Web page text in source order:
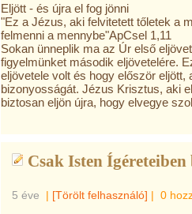
Eljött - és újra el fog jönni
"Ez a Jézus, aki felvitetett tőletek a
felmenni a mennybe"ApCsel 1,11
Sokan ünneplik ma az Úr első
figyelmünket második eljövetelére.
eljövetele volt és hogy először
bizonyosságát. Jézus Krisztus, aki
biztosan eljön újra, hogy elvegye
Csak Isten
5 éve | [Törölt felhasználó] | 0